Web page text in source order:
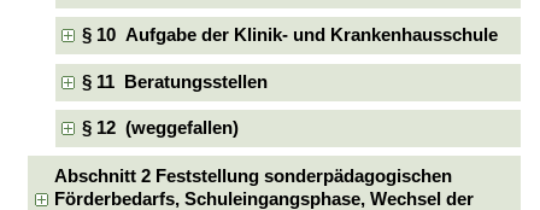
§ 10 Aufgabe der Klinik- und Krankenhausschule
§ 11 Beratungsstellen
§ 12 (weggefallen)
Abschnitt 2 Feststellung sonderpädagogischen
Förderbedarfs, Schuleingangsphase, Wechsel der